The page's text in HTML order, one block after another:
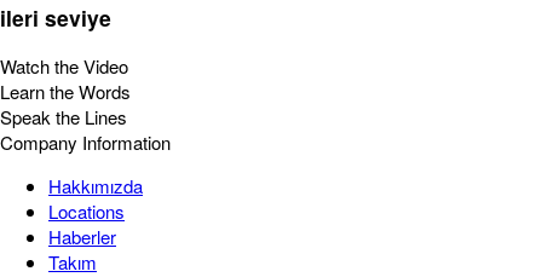
ileri seviye
Watch the Video
Learn the Words
Speak the Lines
Company Information
Hakkımızda
Locations
Haberler
Takım